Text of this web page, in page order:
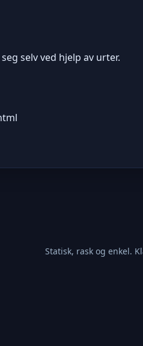
selv ved hjelp av urter.
Statisk, rask og enkel.